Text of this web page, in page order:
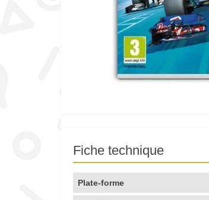
Fiche technique
Plate-forme